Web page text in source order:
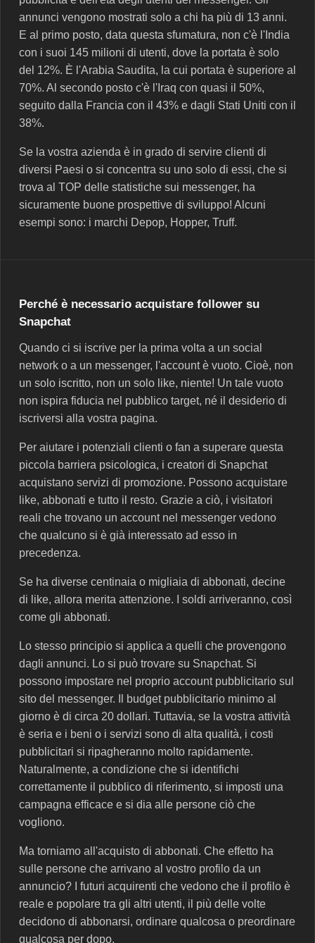
annunci vengono mostrati solo a chi ha più di 13 anni.
E al primo posto, data questa sfumatura, non c'è l'India
con i suoi 145 milioni di utenti, dove la portata è solo
del 12%. È l'Arabia Saudita, la cui portata è superiore al
70%. Al secondo posto c'è l'Iraq con quasi il 50%,
seguito dalla Francia con il 43% e dagli Stati Uniti con il
38%.
Se la vostra azienda è in grado di servire clienti di
diversi Paesi o si concentra su uno solo di essi, che si
trova al TOP delle statistiche sui messenger, ha
sicuramente buone prospettive di sviluppo! Alcuni
esempi sono: i marchi Depop, Hopper, Truff.
Perché è necessario acquistare follower su
Snapchat
Quando ci si iscrive per la prima volta a un social
network o a un messenger, l'account è vuoto. Cioè, non
un solo iscritto, non un solo like, niente! Un tale vuoto
non ispira fiducia nel pubblico target, né il desiderio di
iscriversi alla vostra pagina.
Per aiutare i potenziali clienti o fan a superare questa
piccola barriera psicologica, i creatori di Snapchat
acquistano servizi di promozione. Possono acquistare
like, abbonati e tutto il resto. Grazie a ciò, i visitatori
reali che trovano un account nel messenger vedono
che qualcuno si è già interessato ad esso in
precedenza.
Se ha diverse centinaia o migliaia di abbonati, decine
di like, allora merita attenzione. I soldi arriveranno, così
come gli abbonati.
Lo stesso principio si applica a quelli che provengono
dagli annunci. Lo si può trovare su Snapchat. Si
possono impostare nel proprio account pubblicitario sul
sito del messenger. Il budget pubblicitario minimo al
giorno è di circa 20 dollari. Tuttavia, se la vostra attività
è seria e i beni o i servizi sono di alta qualità, i costi
pubblicitari si ripagheranno molto rapidamente.
Naturalmente, a condizione che si identifichi
correttamente il pubblico di riferimento, si imposti una
campagna efficace e si dia alle persone ciò che
vogliono.
Ma torniamo all'acquisto di abbonati. Che effetto ha
sulle persone che arrivano al vostro profilo da un
annuncio? I futuri acquirenti che vedono che il profilo è
reale e popolare tra gli altri utenti, il più delle volte
decidono di abbonarsi, ordinare qualcosa o preordinare
qualcosa per dopo.